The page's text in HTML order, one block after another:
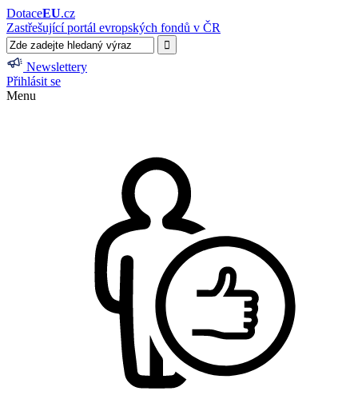
DotaceEU.cz
Zastřešující portál evropských fondů v ČR
Newslettery
Přihlásit se
Menu